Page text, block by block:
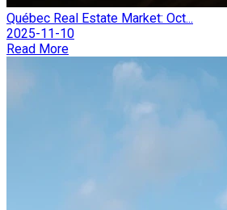
Québec Real Estate Market: Oct...
2025-11-10
Read More